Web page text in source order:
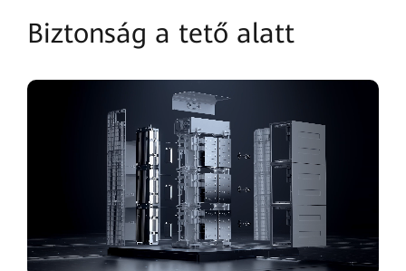
Biztonság a tető alatt